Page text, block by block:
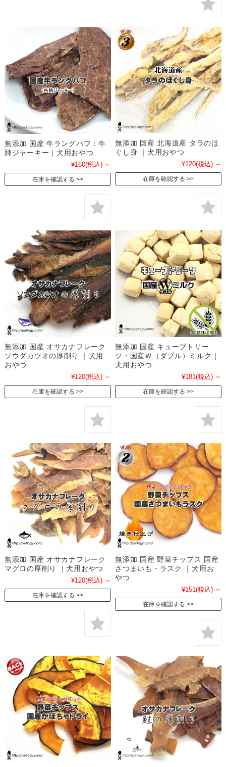
無添加 国産 牛ラングパフ：牛
肺ジャーキー｜犬用おやつ
¥160(税込) ～
在庫を確認する
無添加 国産 北海道産 タラのほ
ぐし身 ｜犬用おやつ
¥120(税込) ～
在庫を確認する
無添加 国産 オサカナフレーク
ソウダカツオの厚削り ｜犬用
おやつ
¥120(税込) ～
在庫を確認する
無添加 国産 キューブトリー
ツ・国産Ｗ（ダブル）ミルク｜
犬用おやつ
¥181(税込) ～
在庫を確認する
無添加 国産 オサカナフレーク
マグロの厚削り ｜犬用おやつ
¥120(税込) ～
在庫を確認する
無添加 国産 野菜チップス 国産
さつまいも・ラスク ｜犬用お
やつ
¥151(税込) ～
在庫を確認する